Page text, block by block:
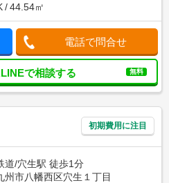
44.54㎡
電話で問合せ
で相談する 無料
初期費用に注目
道/穴生駅 徒歩1分
州市八幡西区穴生１丁目